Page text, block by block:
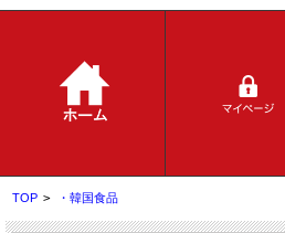
TOP > ・韓国食品